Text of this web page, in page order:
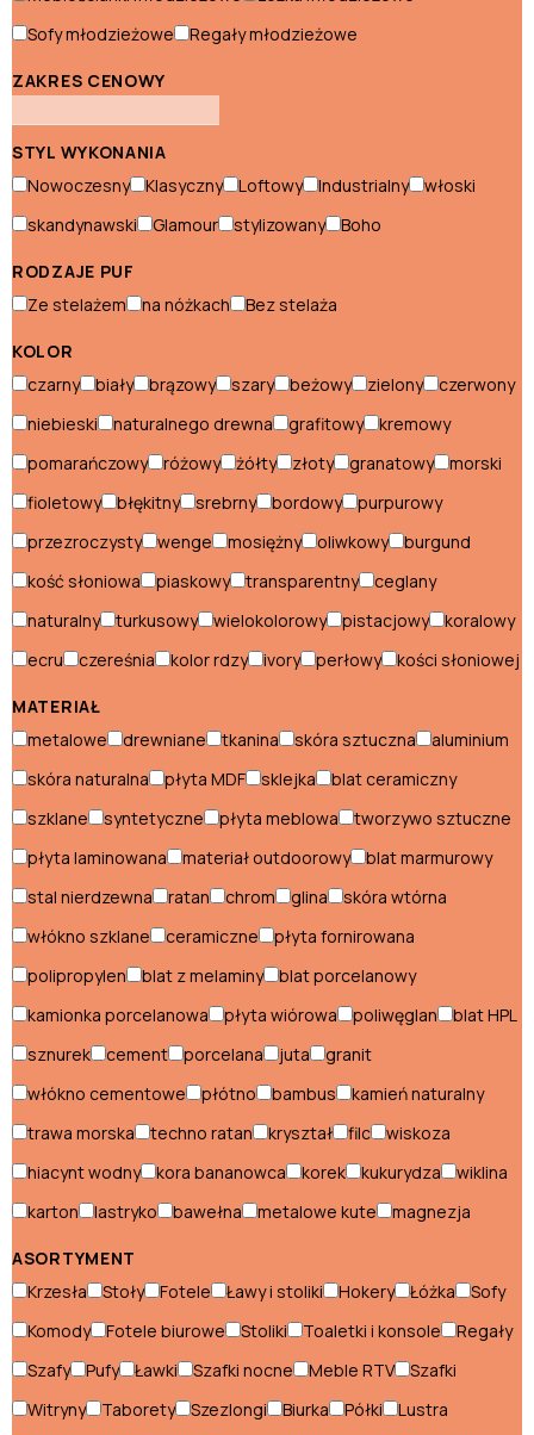
Witryny nowoczesne
Biurka skandynawskie
Fotele skandynawskie
Komody skandynawskie
Krzesła skandynawskie
Łóżka skandynawskie
Pufy skandynawskie
Regały skandynawskie
Sofy skandynawskie
Stoliki skandynawskie
Stoły skandynawskie
Szafki nocne skandynawskie
Szafki RTV skandynawskie
Szafy skandynawskie
Styl włoski
Biurka włoskie
Hokery włoskie
Komody włoskie
Konsole włoskie
Kredensy włoskie
Krzesła włoskie
Ławki włoskie
Łóżka włoskie
Meblościanki włoskie
Sofy młodzieżowe
Regały młodzieżowe
ZAKRES CENOWY
STYL WYKONANIA
Nowoczesny
Klasyczny Loftowy Industrialny
włoski
skandynawski
Glamour stylizowany Boho
RODZAJE PUF
Ze stelażem
na nóżkach Bez stelaża
KOLOR
czarny
biały brązowy szary beżowy zielony
czerwony
niebieski
naturalnego drewna grafitowy
kremowy
pomarańczowy
różowy żółty złoty granatowy
morski
fioletowy
błękitny srebrny bordowy
purpurowy
przezroczysty
wenge mosiężny oliwkowy
burgund
kość słoniowa
piaskowy transparentny
ceglany
naturalny
turkusowy wielokolorowy pistacjowy
koralowy
ecru
czereśnia kolor rdzy ivory perłowy kości słoniowej
MATERIAŁ
metalowe
drewniane tkanina skóra sztuczna
aluminium
skóra naturalna
płyta MDF sklejka
blat ceramiczny
szklane
syntetyczne płyta meblowa
tworzywo sztuczne
płyta laminowana
materiał outdoorowy
blat marmurowy
stal nierdzewna
ratan chrom glina
skóra wtórna
włókno szklane
ceramiczne
płyta fornirowana
polipropylen
blat z melaminy
blat porcelanowy
kamionka porcelanowa
płyta wiórowa poliwęglan
blat HPL
sznurek
cement porcelana juta
granit
włókno cementowe
płótno bambus
kamień naturalny
trawa morska
techno ratan kryształ filc
wiskoza
hiacynt wodny
kora bananowca korek kukurydza
wiklina
karton
lastryko bawełna metalowe kute magnezja
ASORTYMENT
Krzesła
Stoły Fotele Ławy i stoliki Hokery Łóżka
Sofy
Komody
Fotele biurowe Stoliki Toaletki i konsole
Regały
Szafy
Pufy Ławki Szafki nocne Meble RTV
Szafki
Witryny
Taborety Szezlongi Biurka Półki
Lustra